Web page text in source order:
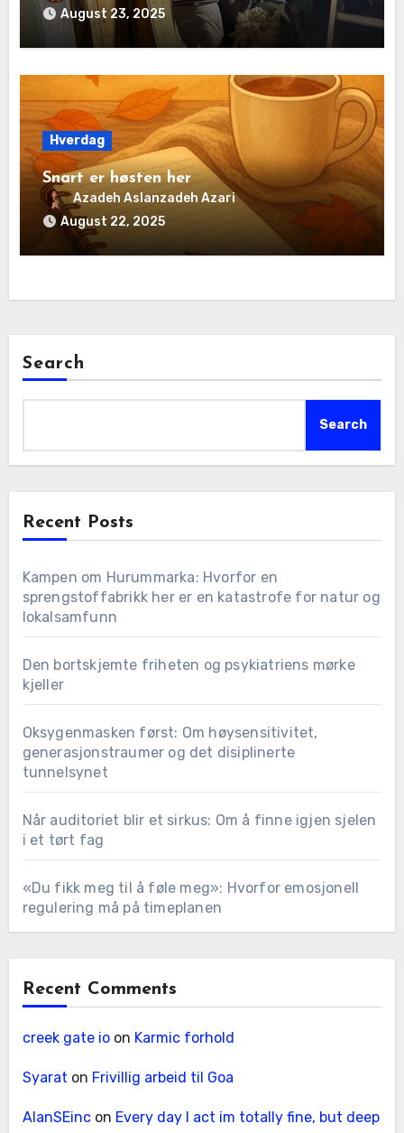
August 23, 2025
Hverdag
Snart er høsten her
Azadeh Aslanzadeh Azari
August 22, 2025
Search
Search
Recent Posts
Kampen om Hurummarka: Hvorfor en
sprengstoffabrikk her er en katastrofe for natur og
lokalsamfunn
Den bortskjemte friheten og psykiatriens mørke
kjeller
Oksygenmasken først: Om høysensitivitet,
generasjonstraumer og det disiplinerte
tunnelsynet
Når auditoriet blir et sirkus: Om å finne igjen sjelen
i et tørt fag
«Du fikk meg til å føle meg»: Hvorfor emosjonell
regulering må på timeplanen
Recent Comments
creek gate ioon Karmic forhold
Syarat on Frivillig arbeid til Goa
AlanSEincon Every day I act im totally fine, but deep